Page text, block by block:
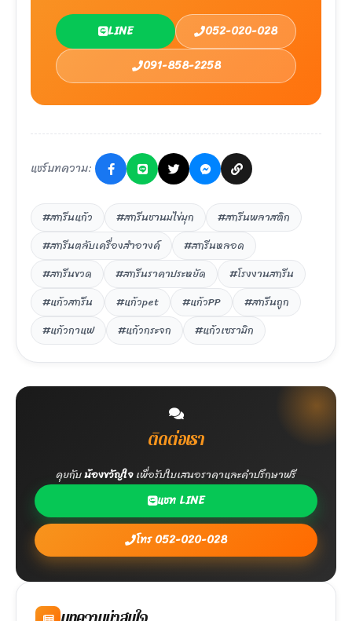
LINE
052-020-028
091-858-2258
แชร์บทความ:
#สกรีนแก้ว #สกรีนชานมไข่มุก
#สกรีนพลาสติก
#สกรีนตลับเครื่องสำอางค์
#สกรีนหลอด
#สกรีนขวด
#สกรีนราคาประหยัด
#โรงงานสกรีน
#แก้วสกรีน
#แก้วpet #แก้วPP
#สกรีนถูก
#แก้วกาแฟ
#แก้วกระจก #แก้วเซรามิก
ติดต่อเรา
คุยกับน้องขวัญใจเพื่อรับใบเสนอราคาและคำปรึกษาฟรี
แชท LINE
โทร 052-020-028